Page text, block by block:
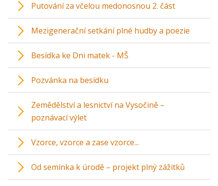
Putování za včelou medonosnou 2. část
Mezigenerační setkání plné hudby a poezie
Besídka ke Dni matek - MŠ
Pozvánka na besídku
Zemědělství a lesnictví na Vysočině –
poznávací výlet
Vzorce, vzorce a zase vzorce...
Od semínka k úrodě – projekt plný zážitků